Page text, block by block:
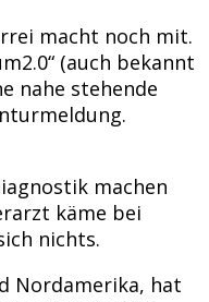
macht noch mit.
(auch bekannt
nahe stehende
machen
käme bei
nichts.
Nordamerika, hat